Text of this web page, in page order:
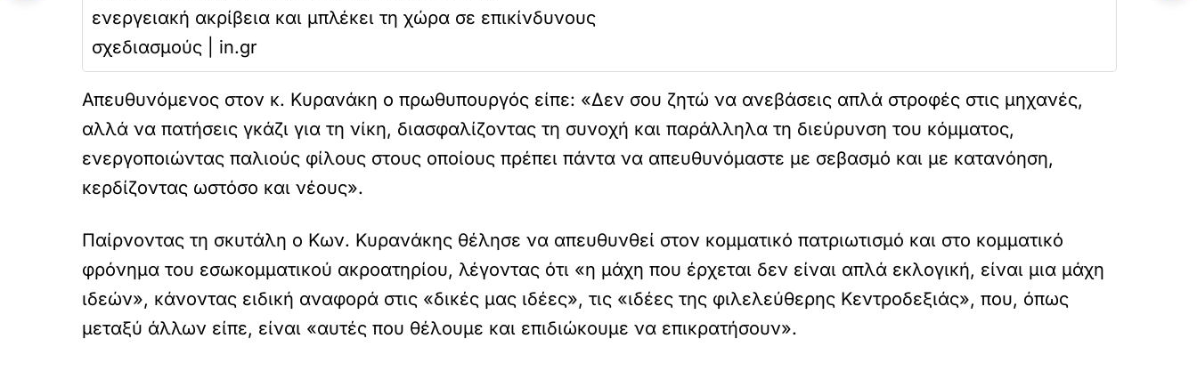
ενεργειακή ακρίβεια και μπλέκει τη χώρα σε επικίνδυνους
σχεδιασμούς | in.gr
Απευθυνόμενος στον κ. Κυρανάκη ο πρωθυπουργός είπε: «Δεν σου ζητώ να ανεβάσεις απλά στροφές στις μηχανές,
αλλά να πατήσεις γκάζι για τη νίκη, διασφαλίζοντας τη συνοχή και παράλληλα τη διεύρυνση του κόμματος,
ενεργοποιώντας παλιούς φίλους στους οποίους πρέπει πάντα να απευθυνόμαστε με σεβασμό και με κατανόηση,
κερδίζοντας ωστόσο και νέους».
Παίρνοντας τη σκυτάλη ο Κων. Κυρανάκης θέλησε να απευθυνθεί στον κομματικό πατριωτισμό και στο κομματικό
φρόνημα του εσωκομματικού ακροατηρίου, λέγοντας ότι «η μάχη που έρχεται δεν είναι απλά εκλογική, είναι μια μάχη
ιδεών», κάνοντας ειδική αναφορά στις «δικές μας ιδέες», τις «ιδέες της φιλελεύθερης Κεντροδεξιάς», που, όπως
μεταξύ άλλων είπε, είναι «αυτές που θέλουμε και επιδιώκουμε να επικρατήσουν».